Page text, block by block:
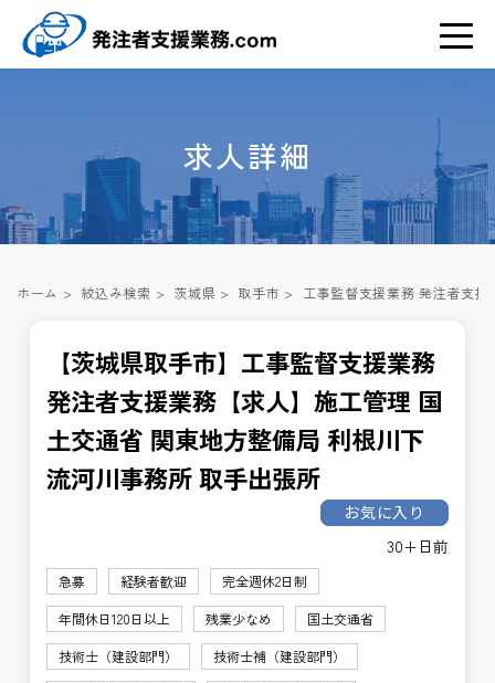
求人詳細
ホーム > 絞込み検索 > 茨城県 > 取手市 > 工事監督支援業務 発注者支
【茨城県取手市】工事監督支援業務
発注者支援業務【求人】施工管理 国
土交通省 関東地方整備局 利根川下
流河川事務所 取手出張所
お気に入り
30+日前
急募 経験者歓迎
完全週休2日制
年間休日120日以上
残業少なめ
国土交通省
技術士（建設部門）
技術士補（建設部門）